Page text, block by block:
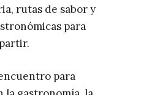
rutas de sabor y
para
para